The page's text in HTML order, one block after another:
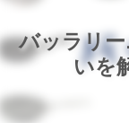
バッラリ
いを